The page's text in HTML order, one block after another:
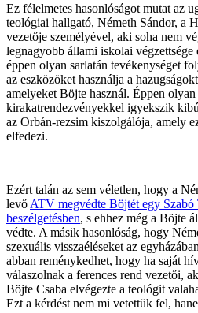
Ez félelmetes hasonlóságot mutat az
teológiai hallgató, Németh Sándor, a
vezetője személyével, aki soha nem
legnagyobb állami iskolai végzettsége
éppen olyan sarlatán tevékenységet
az eszközöket használja a
amelyeket Böjte használ. Éppen olyan
kirakatrendezvényekkel igyekszik
az Orbán-rezsim kiszolgálója, amely
elfedezi.
Ezért talán az sem véletlen, hogy a
levő ATV megvédte Böjtét egy
beszélgetésben, s ehhez még a Böjte
védte. A másik hasonlóság, hogy
szexuális visszaéléseket az
abban reménykedhet, hogy ha saját
válaszolnak a ferences rend vezetői,
Böjte Csaba elvégezte a teológit
Ezt a kérdést nem mi vetettük fel,